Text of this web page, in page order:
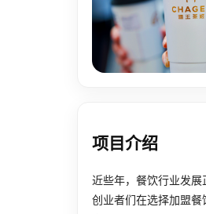
项目介绍
近些年，餐饮行业发展
创业者们在选择加盟